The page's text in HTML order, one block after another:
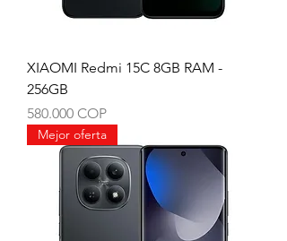
XIAOMI Redmi 15C 8GB RAM -
256GB
Precio
580.000 COP
Mejor oferta